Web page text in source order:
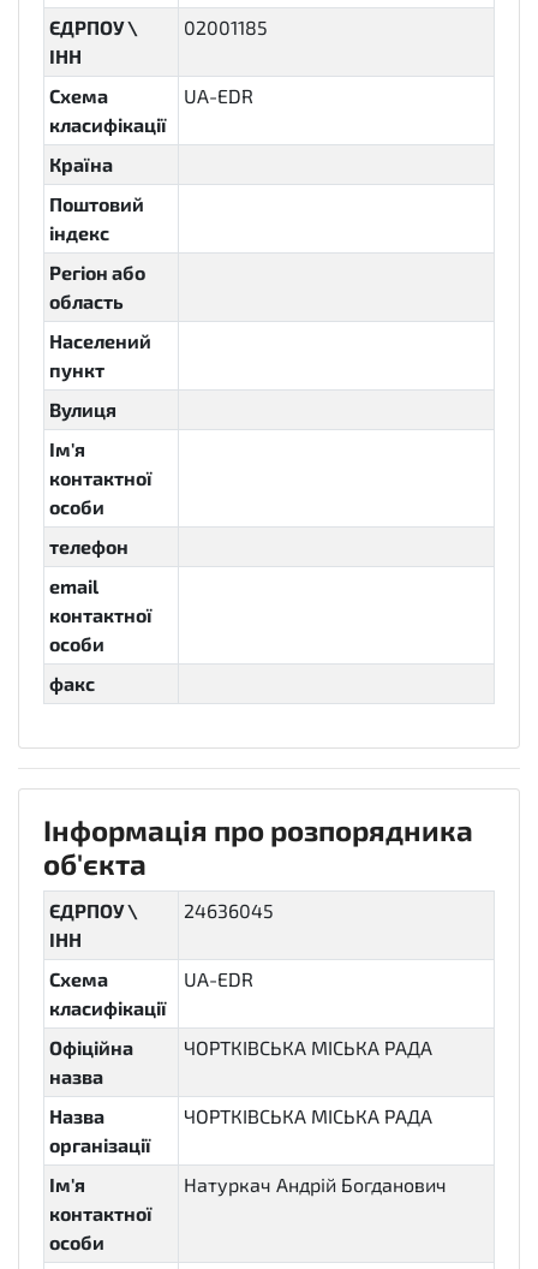
ЄДРПОУ \
ІНН
02001185
Схема
класифікації
UA-EDR
Країна
Поштовий
індекс
Регіон або
область
Населений
пункт
Вулиця
Ім'я
контактної
особи
телефон
email
контактної
особи
факс
Інформація про розпорядника
об'єкта
ЄДРПОУ \
ІНН
24636045
Схема
класифікації
UA-EDR
Офіційна
назва
ЧОРТКІВСЬКА МІСЬКА РАДА
Назва
організації
ЧОРТКІВСЬКА МІСЬКА РАДА
Ім'я
контактної
особи
Натуркач Андрій Богданович